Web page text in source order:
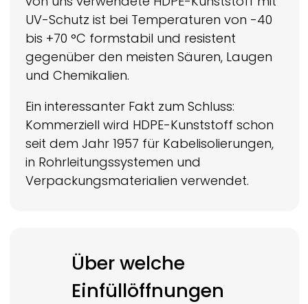
UV-Schutz ist bei Temperaturen von -40
bis +70 °C formstabil und resistent
gegenüber den meisten Säuren, Laugen
und Chemikalien.
Ein interessanter Fakt zum Schluss:
Kommerziell wird HDPE-Kunststoff schon
seit dem Jahr 1957 für Kabelisolierungen,
in Rohrleitungssystemen und
Verpackungsmaterialien verwendet.
Über welche
Einfüllöffnungen